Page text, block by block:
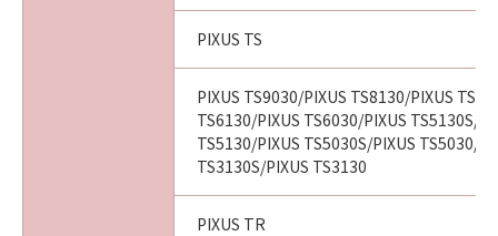
PIXUS TS
PIXUS TS9030/PIXUS TS8130/PIXUS
TS6130/PIXUS TS6030/PIXUS TS5130S/
TS5130/PIXUS TS5030S/PIXUS TS5030/
TS3130S/PIXUS TS3130
PIXUS TR